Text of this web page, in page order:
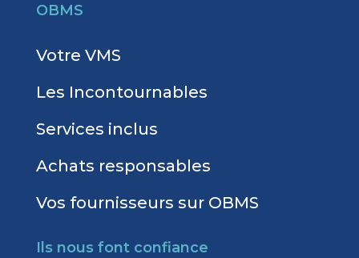
OBMS
Votre VMS
Les Incontournables
Services inclus
Achats responsables
Vos fournisseurs sur OBMS
Ils nous font confiance